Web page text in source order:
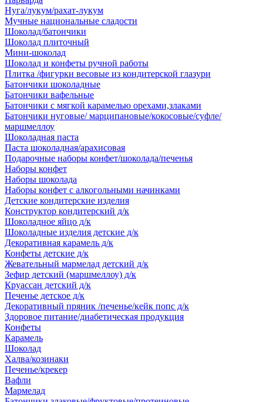
Нуга/лукум/рахат-лукум
Мучные национальные сладости
Шоколад/батончики
Шоколад плиточный
Мини-шоколад
Шоколад и конфеты ручной работы
Плитка /фигурки весовые из кондитерской глазури
Батончики шоколадные
Батончики вафельные
Батончики с мягкой карамелью орехами,злаками
Батончики нуговые/ марципановые/кокосовые/суфле/
маршмеллоу
Шоколадная паста
Паста шоколадная/арахисовая
Подарочные наборы конфет/шоколада/печенья
Наборы конфет
Наборы шоколада
Наборы конфет с алкогольными начинками
Детские кондитерские изделия
Конструктор кондитерский д/к
Шоколадное яйцо д/к
Шоколадные изделия детские д/к
Декоративная карамель д/к
Конфеты детские д/к
Жевательный мармелад детский д/к
Зефир детский (маршмеллоу) д/к
Круассан детский д/к
Печенье детское д/к
Декоративный пряник /печенье/кейк попс д/к
Здоровое питание/диабетическая продукция
Конфеты
Карамель
Шоколад
Халва/козинаки
Печенье/крекер
Вафли
Мармелад